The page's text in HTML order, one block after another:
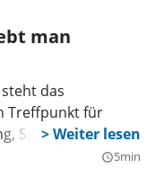
man
das
Treffpunkt für
Spiele und mehr.
query_builder5min